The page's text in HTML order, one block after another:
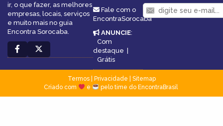
ir, o que fazer, as melhores
empresas, locais, serviços
e muito mais no guia
Encontra Sorocaba.
Fale com o
EncontraSorocaba
ANUNCIE:
Com
destaque |
Grátis
Termos| Privacidade
Sitemap
Criado com
e pelo time do EncontraBrasil